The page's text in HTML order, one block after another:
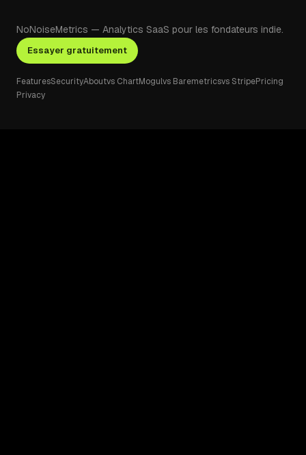
NoNoiseMetrics — Analytics SaaS pour les fondateurs indie.
Essayer gratuitement
FeaturesSecurityAboutvs ChartMogulvs Baremetricsvs StripePricing
Privacy